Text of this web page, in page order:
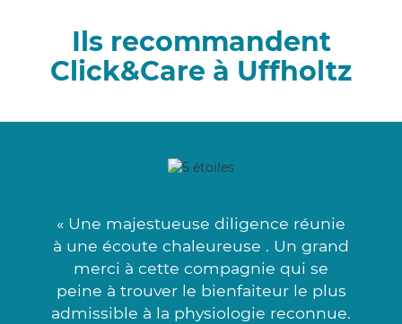
Ils recommandent
Click&Care à Uffholtz
« Une majestueuse diligence réunie
à une écoute chaleureuse . Un grand
merci à cette compagnie qui se
peine à trouver le bienfaiteur le plus
admissible à la physiologie reconnue.